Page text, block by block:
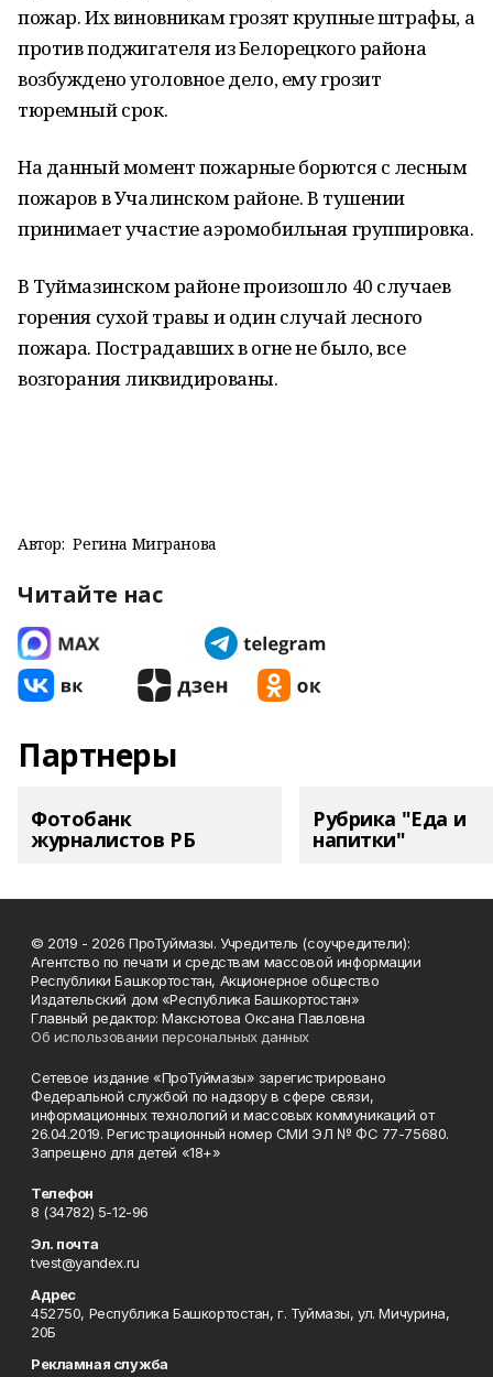
пожар. Их виновникам грозят крупные штрафы, а
против поджигателя из Белорецкого района
возбуждено уголовное дело, ему грозит
тюремный срок.
На данный момент пожарные борются с лесным
пожаров в Учалинском районе. В тушении
принимает участие аэромобильная группировка.
В Туймазинском районе произошло 40 случаев
горения сухой травы и один случай лесного
пожара. Пострадавших в огне не было, все
возгорания ликвидированы.
Автор: Регина Мигранова
Читайте нас
Партнеры
Фотобанк
журналистов РБ
Рубрика "Еда и
напитки"
© 2019 - 2026 ПроТуймазы. Учредитель (соучредители):
Агентство по печати и средствам массовой информации
Республики Башкортостан, Акционерное общество
Издательский дом «Республика Башкортостан»
Главный редактор: Максютова Оксана Павловна
Об использовании персональных данных
Сетевое издание «ПроТуймазы» зарегистрировано
Федеральной службой по надзору в сфере связи,
информационных технологий и массовых коммуникаций от
26.04.2019. Регистрационный номер СМИ ЭЛ № ФС 77-75680.
Запрещено для детей «18+»
Телефон
8 (34782) 5-12-96
Эл. почта
tvest@yandex.ru
Адрес
452750, Республика Башкортостан, г. Туймазы, ул. Мичурина,
20Б
Рекламная служба